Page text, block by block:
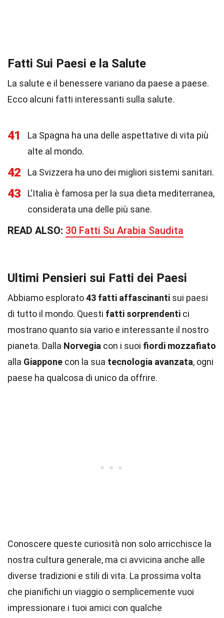
Fatti Sui Paesi e la Salute
La salute e il benessere variano da paese a paese.
Ecco alcuni fatti interessanti sulla salute.
41
La Spagna ha una delle aspettative di vita più
alte al mondo.
42 La Svizzera ha uno dei migliori sistemi sanitari.
43
L'Italia è famosa per la sua dieta mediterranea,
considerata una delle più sane.
READ ALSO: 30 Fatti Su Arabia Saudita
Ultimi Pensieri sui Fatti dei Paesi
Abbiamo esplorato43 fatti affascinanti sui paesi
di tutto il mondo. Questi fatti sorprendenti ci
mostrano quanto sia vario e interessante il nostro
pianeta. Dalla Norvegia con i suoi fiordi mozzafiato
alla Giappone con la sua tecnologia avanzata, ogni
paese ha qualcosa di unico da offrire.
Conoscere queste curiosità non solo arricchisce la
nostra cultura generale, ma ci avvicina anche alle
diverse tradizioni e stili di vita. La prossima volta
che pianifichi un viaggio o semplicemente vuoi
impressionare i tuoi amici con qualche